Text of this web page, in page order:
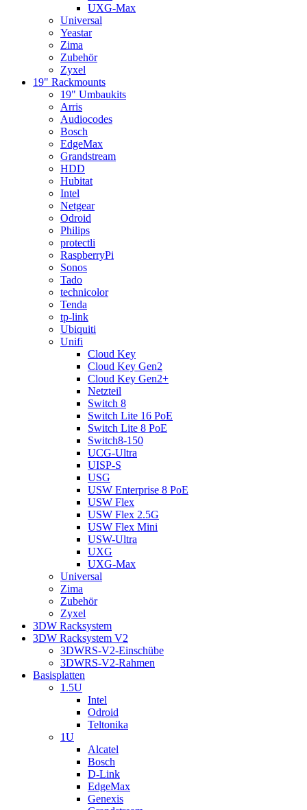
UXG-Max
Universal
Yeastar
Zima
Zubehör
Zyxel
19" Rackmounts
19" Umbaukits
Arris
Audiocodes
Bosch
EdgeMax
Grandstream
HDD
Hubitat
Intel
Netgear
Odroid
Philips
protectli
RaspberryPi
Sonos
Tado
technicolor
Tenda
tp-link
Ubiquiti
Unifi
Cloud Key
Cloud Key Gen2
Cloud Key Gen2+
Netzteil
Switch 8
Switch Lite 16 PoE
Switch Lite 8 PoE
Switch8-150
UCG-Ultra
UISP-S
USG
USW Enterprise 8 PoE
USW Flex
USW Flex 2.5G
USW Flex Mini
USW-Ultra
UXG
UXG-Max
Universal
Zima
Zubehör
Zyxel
3DW Racksystem
3DW Racksystem V2
3DWRS-V2-Einschübe
3DWRS-V2-Rahmen
Basisplatten
1.5U
Intel
Odroid
Teltonika
1U
Alcatel
Bosch
D-Link
EdgeMax
Genexis